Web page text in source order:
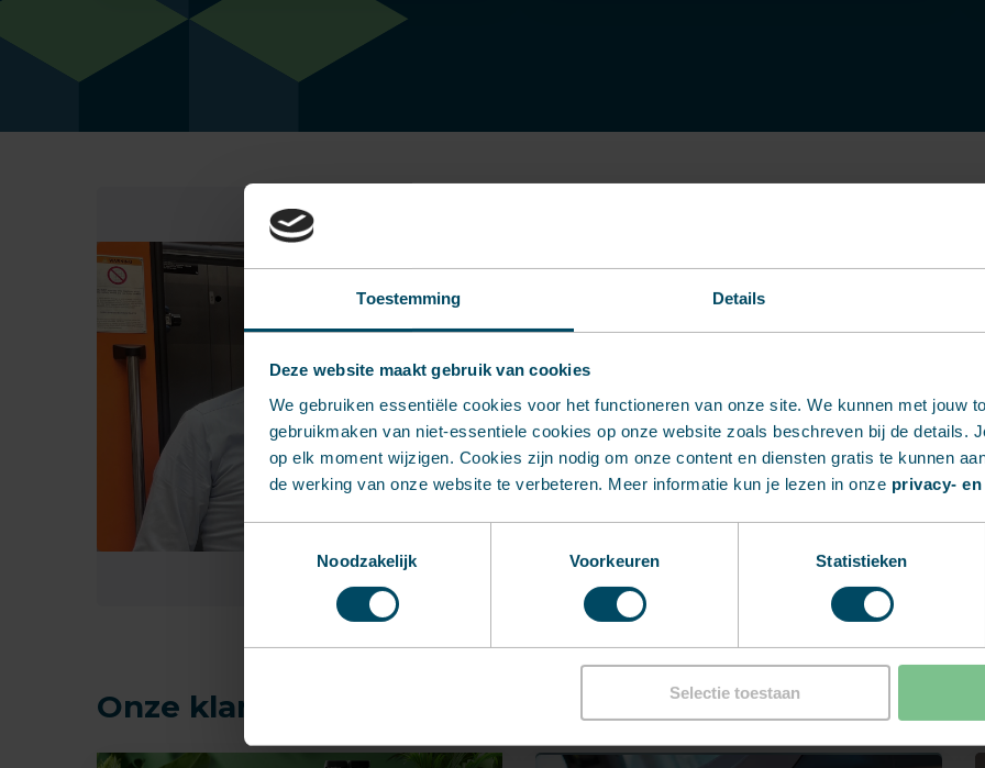
Toestemming Details
Deze website maakt gebruik van cookies
We gebruiken essentiële cookies voor het functioneren van onze site. We kunnen met jouw
gebruikmaken van niet-essentiele cookies op onze website zoals beschreven bij de details.
op elk moment wijzigen. Cookies zijn nodig om onze content en diensten gratis te kunnen
de werking van onze website te verbeteren. Meer informatie kun je lezen in onze privacy-
Noodzakelijk
Voorkeuren Statistieken
Selectie toestaan
Technisch
Twijfelt u over de
geschikte
Onze adviseurs
het maken van
contact met ons op
Neem contact op
Onze klanten in beeld